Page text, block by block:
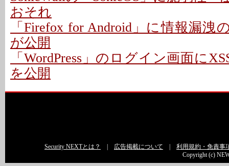
おそれ
「Firefox for Android」に情報漏洩
が公開
「WordPress」のログイン画面に
を公開
Security NEXTとは？ | 広告掲載について | 利用規約・免責事
Copyright (c)